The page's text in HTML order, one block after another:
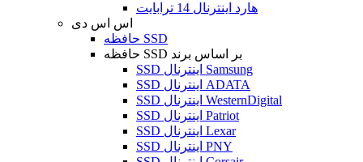
هارد اینترنال 14 ترابایت
اس اس دی
حافظه SSD
حافظه SSD بر اساس برند
SSD اینترنال Samsung
SSD اینترنال ADATA
SSD اینترنال WesternDigital
SSD اینترنال Patriot
SSD اینترنال Lexar
SSD اینترنال PNY